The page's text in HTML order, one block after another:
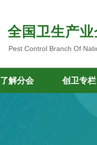
全国卫生产
Pest Control Branch Of
了解分会 创卫专栏